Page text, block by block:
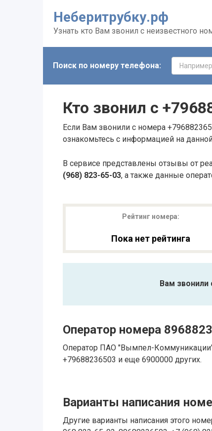
Неберитрубку.рф
Узнать кто Вам звонил с неизвестного
Поиск по номеру телефона:
Кто звонил с
Если Вам звонили с номера
ознакомьтесь с информацией на
В сервисе представлены отзывы от
(968) 823-65-03, а также данные
Рейтинг номера:
Пока нет рейтинга
Вам звонили
Оператор номера
Оператор ПАО "Вымпел-
+79688236503 и еще 6900000 других.
Варианты написания
Другие варианты написания этого